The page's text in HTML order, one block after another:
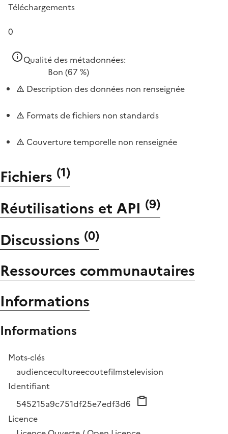
Téléchargements
0
Qualité des métadonnées:
Bon (67 %)
Description des données non renseignée
Formats de fichiers non standards
Couverture temporelle non renseignée
Fichiers (1)
Réutilisations et API (9)
Discussions (0)
Ressources communautaires
Informations
Informations
Mots-clés
audiencecultureecoutefilmstelevision
Identifiant
545215a9c751df25e7edf3d6
Licence